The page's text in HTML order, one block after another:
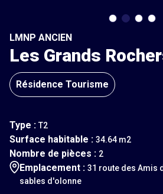
LMNP ANCIEN
Les Grands
Résidence Tourisme
Type : T2
Surface habitable : 34.64 m2
Nombre de pièces : 2
Emplacement : 31 route des Amis
sables d'olonne